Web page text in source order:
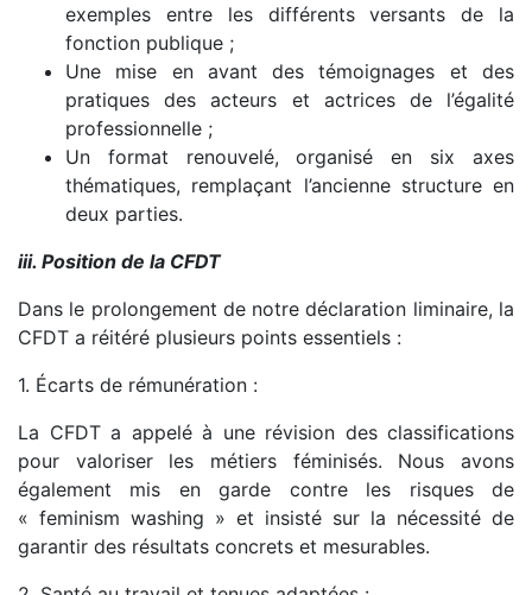
exemples entre les différents versants de la
fonction publique ;
Une mise en avant des témoignages et des
pratiques des acteurs et actrices de l’égalité
professionnelle ;
Un format renouvelé, organisé en six axes
thématiques, remplaçant l’ancienne structure en
deux parties.
iii. Position de la CFDT
Dans le prolongement de notre déclaration liminaire, la
CFDT a réitéré plusieurs points essentiels :
1. Écarts de rémunération :
La CFDT a appelé à une révision des classifications
pour valoriser les métiers féminisés. Nous avons
également mis en garde contre les risques de
« feminism washing » et insisté sur la nécessité de
garantir des résultats concrets et mesurables.